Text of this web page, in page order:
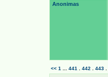
Anonimas
<< 1 441 442 443